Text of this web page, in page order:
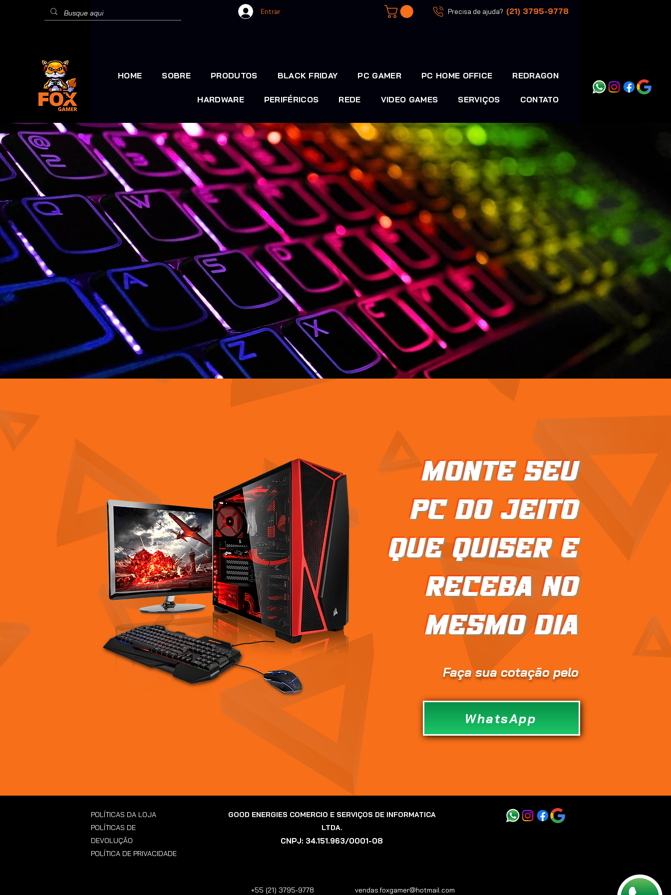
Entrar Precisa de ajuda? (21) 3795-9778
HOME SOBRE PRODUTOS BLACK FRIDAY PC GAMER PC HOME OFFICE REDRAGON
HARDWARE PERIFÉRICOS REDE VIDEO GAMES SERVIÇOS CONTATO
WhatsApp
Faça sua cotação pelo
monte seu
pc do jeito
que quiser e
receba no
mesmo dia
POLÍTICAS DA LOJA
POLÍTICAS DE
DEVOLUÇÃO
POLÍTICA DE PRIVACIDADE
GOOD ENERGIES COMERCIO E SERVIÇOS DE INFORMATICA
LTDA.
CNPJ: 34.151.963/0001-08
+55 (21) 3795-9778 vendas.foxgamer@hotmail.com